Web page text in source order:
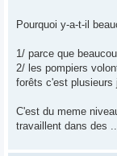
Pourquoi y-a-t-il
1/ parce que
2/ les pompiers
forêts c'est plusieurs
C'est du meme
travaillent dans des